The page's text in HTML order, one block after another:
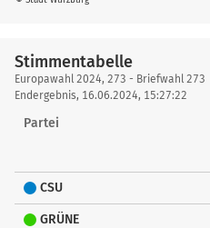
Stimmentabelle
Stimmentabelle
Europawahl 2024, 273 - Briefwahl 273
Endergebnis, 16.06.2024, 15:27:22
Partei
CSU
GRÜNE